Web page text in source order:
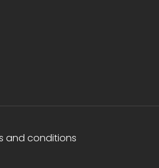
and conditions